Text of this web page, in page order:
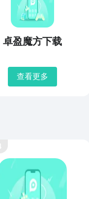
卓盈魔方下载
查看更多